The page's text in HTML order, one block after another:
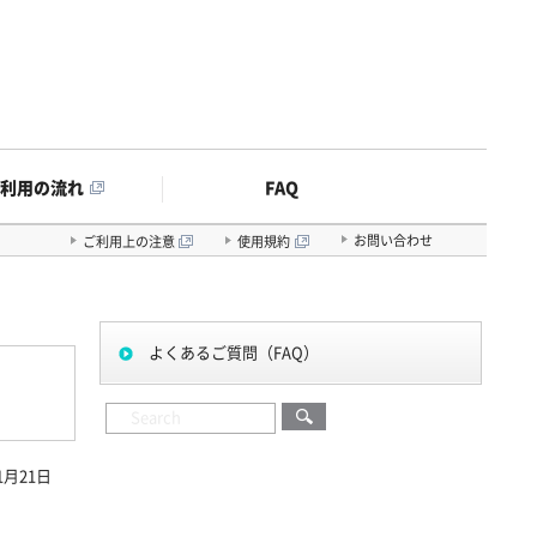
用の流れ FAQ
ご利用上の注意 使用規約 お問い合わせ
21日
よくあるご質問（FAQ）